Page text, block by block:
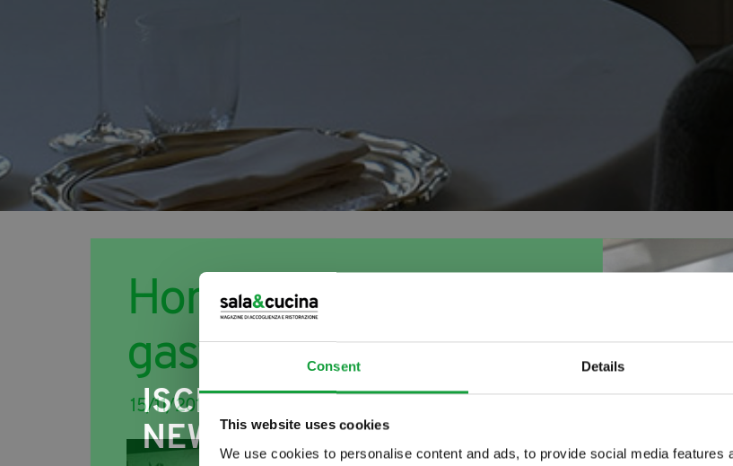
Consent Details
This website uses cookies
We use cookies to personalise content and ads, to provide social media features
Hong Kong crocevia della
gastronomia internazionale
15/11/2011
Trascorrere una settimana ad Hong Kong
ISCRIVITI ALLA
NEWSLETTER